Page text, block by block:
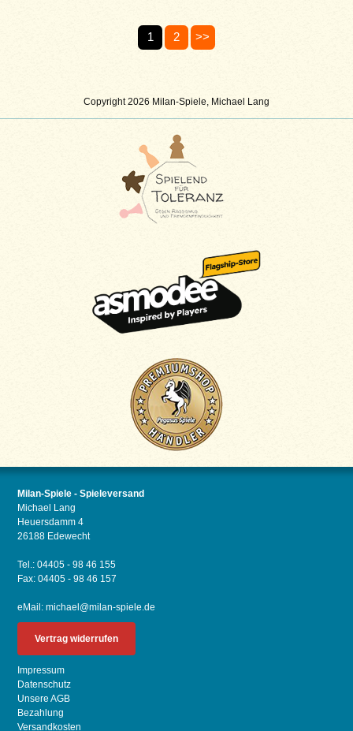
Copyright 2026 Milan-Spiele, Michael Lang
1 2 >>
Milan-Spiele - Spieleversand
Michael Lang
Heuersdamm 4
26188 Edewecht
Tel.: 04405 - 98 46 155
Fax: 04405 - 98 46 157
eMail:michael@milan-spiele.de
Vertrag widerrufen
Impressum
Datenschutz
Unsere AGB
Bezahlung
Versandkosten